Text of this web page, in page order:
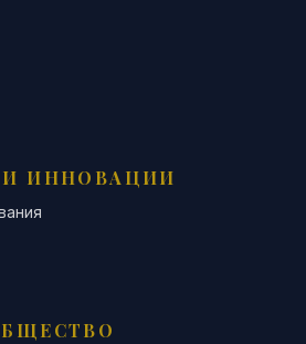
ИННОВАЦИИ